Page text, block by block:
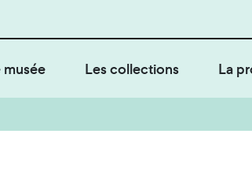
musée Les collections La